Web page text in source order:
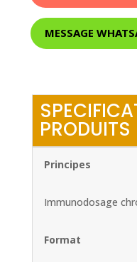
MESSAGE
PRODUITS
Principes
Immunodosage
Format